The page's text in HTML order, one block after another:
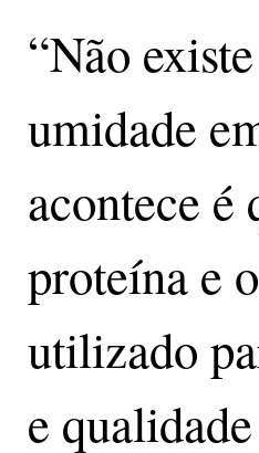
“Não
umidade
acontece
proteína e
utilizado
e